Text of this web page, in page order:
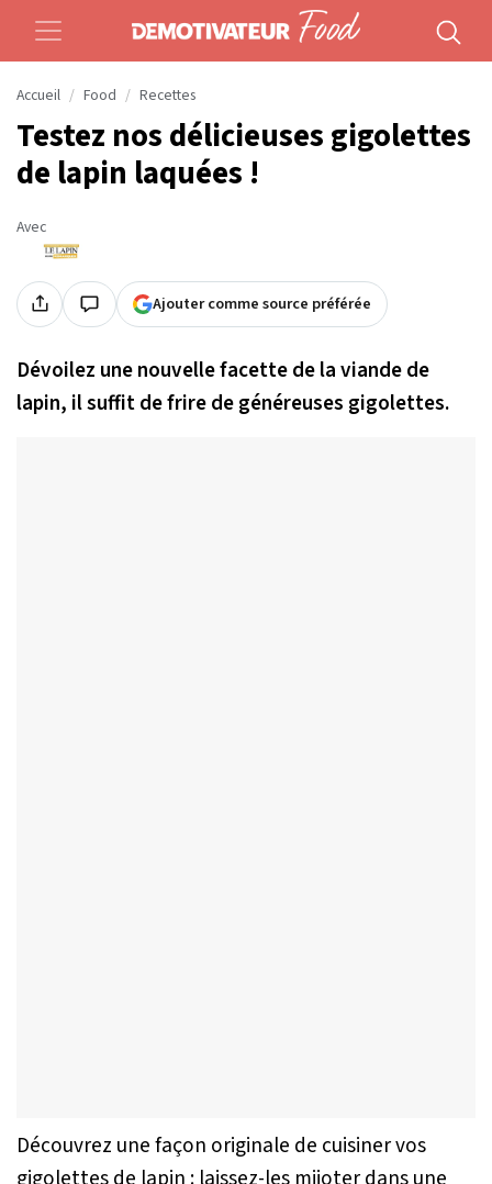
Accueil Food Recettes
Testez nos délicieuses gigolettes
de lapin laquées !
Avec
Ajouter comme source préférée
Dévoilez une nouvelle facette de la viande de
lapin, il suffit de frirede généreuses gigolettes.
Découvrez une façon originale de cuisiner vos